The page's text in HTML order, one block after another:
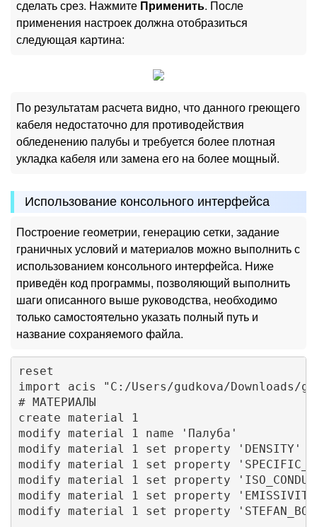
сделать срез. Нажмите Применить. После
применения настроек должна отобразиться
следующая картина:
По результатам расчета видно, что данного греющего
кабеля недостаточно для противодействия
обледенению палубы и требуется более плотная
укладка кабеля или замена его на более мощный.
Использование консольного интерфейса
Построение геометрии, генерацию сетки, задание
граничных условий и материалов можно выполнить с
использованием консольного интерфейса. Ниже
приведён код программы, позволяющий выполнить
шаги описанного выше руководства, необходимо
только самостоятельно указать полный путь и
название сохраняемого файла.
reset
import acis "C:/Users/gudkova/
# МАТЕРИАЛЫ
create material 1
modify material 1 name 'Палуба'
modify material 1 set property 'DENSITY'
modify material 1 set property
modify material 1 set property
modify material 1 set property
modify material 1 set property